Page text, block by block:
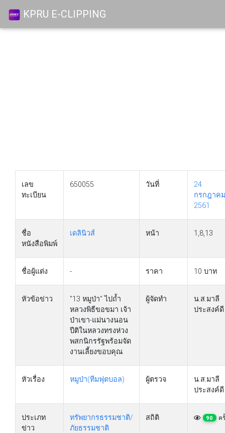
KPRU E-CLIPPING
เลข
ทะเบียน
650055 วันที่
24
กรกฎาคม
2561
ชื่อ
หนังสือพิมพ์
เดลินิวส์ หน้า 1,8,13
ชื่อผู้แต่ง - ราคา 10 บาท
หัวข้อข่าว
"13 หมูป่า" ไปถ้ำ
หลวงพิธีขอขมา เจ้า
ป่าเขา-แม่นางนอน
ปีติในหลวงทรงห่วง
พสกนิกรรัฐพร้อมจัด
งานเลี้ยงขอบคุณ
ผู้จัดทำ
น.ส.มาลี
ประสงค์ดี
หัวเรื่อง หมูป่า(ทีมฟุตบอล) ผู้ตรวจ
น.ส.มาลี
ประสงค์ดี
ประเภท
ข่าว
ทรัพยากรธรรมชาติ/
ภัยธรรมชาติ
สถิติ 90 ค